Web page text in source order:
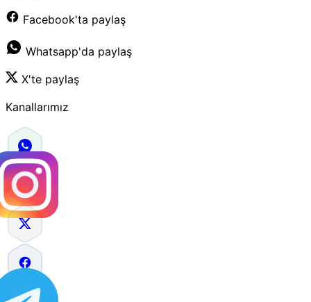
Facebook'ta paylaş
Whatsapp'da paylaş
X'te paylaş
Kanallarımız